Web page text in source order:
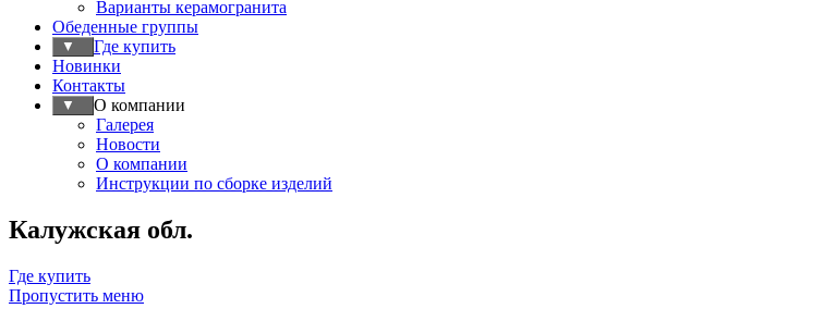
Варианты керамогранита
Обеденные группы
Где купить
▼
Новинки
Контакты
О компании
▼
Галерея
Новости
О компании
Инструкции по сборке изделий
Калужская обл.
Где купить
Пропустить меню